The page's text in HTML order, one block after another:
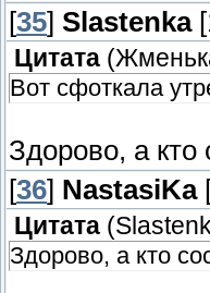
[35] Slastenka
Цитата (
Вот сфоткала
Здорово, а кто
[36] NastasiKa
Цитата (
Здорово, а кто